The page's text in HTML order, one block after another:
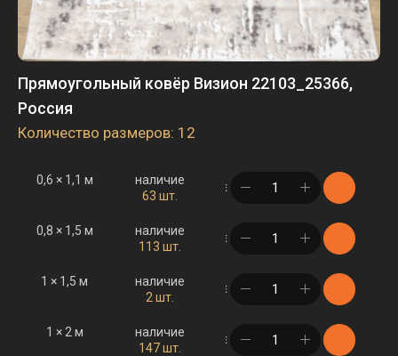
Прямоугольный ковёр Визион 22103_25366,
Россия
Количество размеров: 12
0,6 × 1,1 м
наличие
63 шт.
в корзине
0,8 × 1,5 м
наличие
113 шт.
в корзине
1 × 1,5 м
наличие
2 шт.
в корзине
1 × 2 м
наличие
147 шт.
в корзине